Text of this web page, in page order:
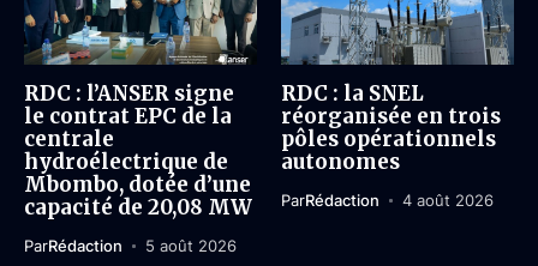
RDC : l’ANSER signe
le contrat EPC de la
centrale
hydroélectrique de
Mbombo, dotée d’une
capacité de 20,08 MW
ParRédaction 5 août 2026
RDC : la SNEL
réorganisée en trois
pôles opérationnels
autonomes
ParRédaction 4 août 2026